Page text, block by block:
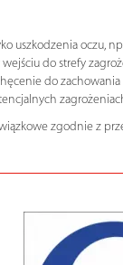
uszkodzenia oczu,
do strefy
do
zgodnie z